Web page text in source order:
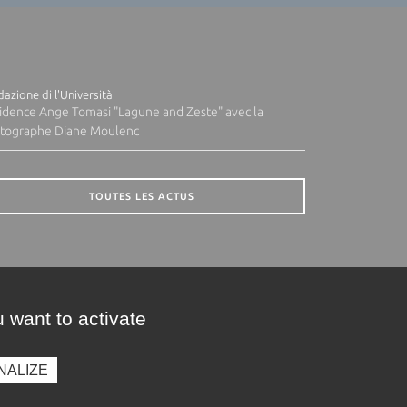
di l'Università
Ange Tomasi "Lagune and Zeste" avec la
Diane Moulenc
TOUTES LES ACTUS
want to activate